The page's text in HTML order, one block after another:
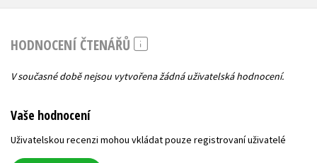
HODNOCENÍ ČTENÁŘŮ
V současné době nejsou vytvořena žádná uživatelská hodnocení.
Vaše hodnocení
Uživatelskou recenzi mohou vkládat pouze registrovaní uživatelé